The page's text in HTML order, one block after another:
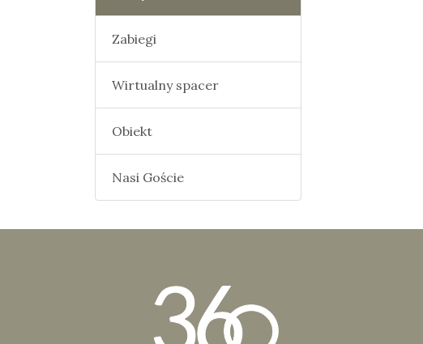
Zabiegi
Wirtualny spacer
Obiekt
Nasi Goście